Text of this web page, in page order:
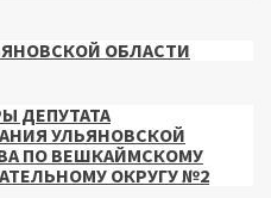
ОБЛАСТИ
ДЕПУТАТА
УЛЬЯНОВСКОЙ
ПО ВЕШКАЙМСКОМУ
ОКРУГУ №2